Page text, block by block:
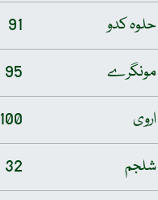
حلوہ کدو
91
مونگرے
95
اروی
100
شلجم
32